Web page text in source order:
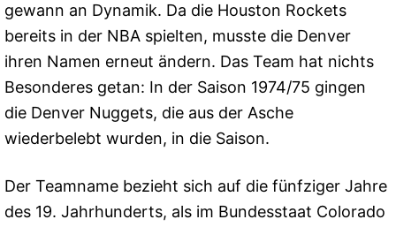
gewann an Dynamik. Da die Houston Rockets
bereits in der NBA spielten, musste die Denver
ihren Namen erneut ändern. Das Team hat nichts
Besonderes getan: In der Saison 1974/75 gingen
die Denver Nuggets, die aus der Asche
wiederbelebt wurden, in die Saison.
Der Teamname bezieht sich auf die fünfziger Jahre
des 19. Jahrhunderts, als im Bundesstaat Colorado